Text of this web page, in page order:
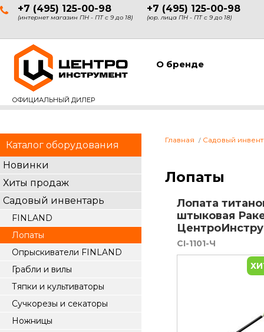
+7 (495) 125-00-98
(интернет магазин ПН - ПТ с 9 до 18)
+7 (495) 125-00-98
(юр. лица ПН - ПТ с 9 до 18)
ОФИЦИАЛЬНЫЙ ДИЛЕР
О бренде
Каталог оборудования
Новинки
Хиты продаж
Садовый инвентарь
FINLAND
Лопаты
Опрыскиватели FINLAND
Грабли и вилы
Тяпки и культиваторы
Сучкорезы и секаторы
Ножницы
Главная Садовый
Лопаты
Лопата
штыковая
CI-1101-Ч